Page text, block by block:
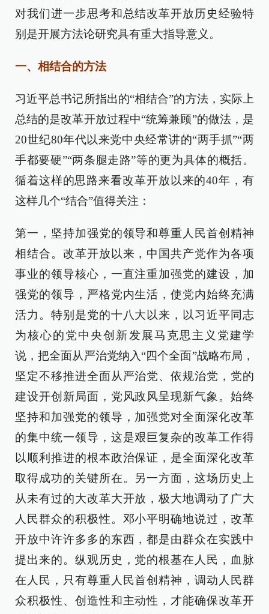
对我们进一步思考和总结改革开放历史经验特
别是开展方法论研究具有重大指导意义。
一、相结合的方法
习近平总书记所指出的“相结合”的方法，实际上
总结的是改革开放过程中“统筹兼顾”的做法，是
20世纪80年代以来党中央经常讲的“两手抓”“两
手都要硬”“两条腿走路”等的更为具体的概括。
循着这样的思路来看改革开放以来的40年，有
这样几个“结合”值得关注：
第一，坚持加强党的领导和尊重人民首创精神
相结合。改革开放以来，中国共产党作为各项
事业的领导核心，一直注重加强党的建设，加
强党的领导，严格党内生活，使党内始终充满
活力。特别是党的十八大以来，以习近平同志
为核心的党中央创新发展马克思主义党建学
说，把全面从严治党纳入“四个全面”战略布局，
坚定不移推进全面从严治党、依规治党，党的
建设开创新局面，党风政风呈现新气象。始终
坚持和加强党的领导，加强党对全面深化改革
的集中统一领导，这是艰巨复杂的改革工作得
以顺利推进的根本政治保证，是全面深化改革
取得成功的关键所在。另一方面，这场历史上
从未有过的大改革大开放，极大地调动了广大
人民群众的积极性。邓小平明确地说过，改革
开放中许许多多的东西，都是由群众在实践中
提出来的。纵观历史，党的根基在人民，血脉
在人民，只有尊重人民首创精神，调动人民群
众积极性、创造性和主动性，才能确保改革开